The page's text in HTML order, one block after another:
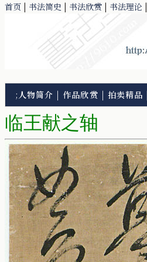
首页 | 书法简史 | 书法欣赏 | 书法理论 |
; 人物简介 | 作品欣赏 | 拍卖精品
临王献之轴